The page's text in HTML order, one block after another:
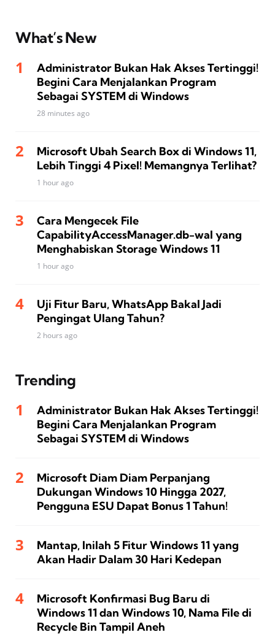
What’s New
Administrator Bukan Hak Akses Tertinggi!
Begini Cara Menjalankan Program
Sebagai SYSTEM di Windows
28 minutes ago
Microsoft Ubah Search Box di Windows 11,
Lebih Tinggi 4 Pixel! Memangnya Terlihat?
1 hour ago
Cara Mengecek File
CapabilityAccessManager.db-wal yang
Menghabiskan Storage Windows 11
1 hour ago
Uji Fitur Baru, WhatsApp Bakal Jadi
Pengingat Ulang Tahun?
2 hours ago
Trending
Administrator Bukan Hak Akses Tertinggi!
Begini Cara Menjalankan Program
Sebagai SYSTEM di Windows
Microsoft Diam Diam Perpanjang
Dukungan Windows 10 Hingga 2027,
Pengguna ESU Dapat Bonus 1 Tahun!
Mantap, Inilah 5 Fitur Windows 11 yang
Akan Hadir Dalam 30 Hari Kedepan
Microsoft Konfirmasi Bug Baru di
Windows 11 dan Windows 10, Nama File di
Recycle Bin Tampil Aneh